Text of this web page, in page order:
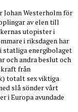
Johan Westerholm för
av elen till
utopister i
i riksdagen har
statliga energibolaget
och andra beslut och
från
totalt sex viktiga
slå sönder vårt
i Europa avundade